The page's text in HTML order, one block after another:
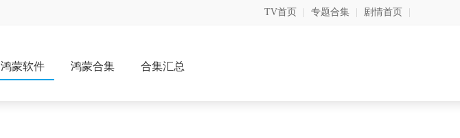
TV首页 专题合集 剧情首页
鸿蒙软件 鸿蒙合集 合集汇总